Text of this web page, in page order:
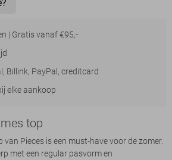
| Gratis vanaf €95,-
Billink, PayPal, creditcard
elke aankoop
top
van Pieces is een must-have voor de zomer.
met een regular pasvorm en